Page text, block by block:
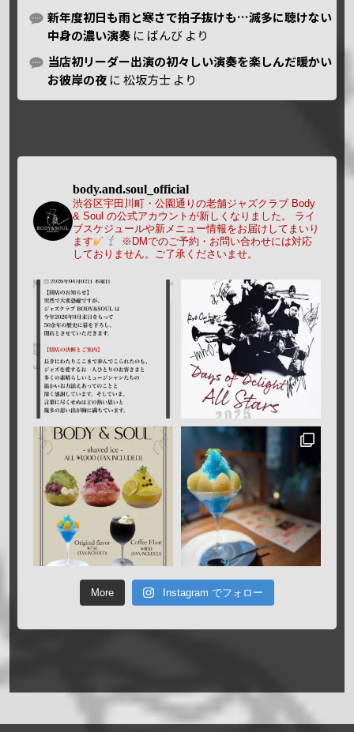
新年度初日も雨と寒さで拍子抜けも…滅多に聴けない
中身の濃い演奏 に ばんび より
当店初リーダー出演の初々しい演奏を楽しんだ暖かい
お彼岸の夜 に松坂方士 より
body.and.soul_official
渋谷区宇田川町・公園通りの老舗ジャズクラブ Body
& Soul の公式アカウントが新しくなりました。
ライ
ブスケジュールや新メニュー情報をお届けしてまいり
ます
※DMでのご予約・お問い合わせには対応
しておりません。ご了承くださいませ。
More Instagram でフォロー